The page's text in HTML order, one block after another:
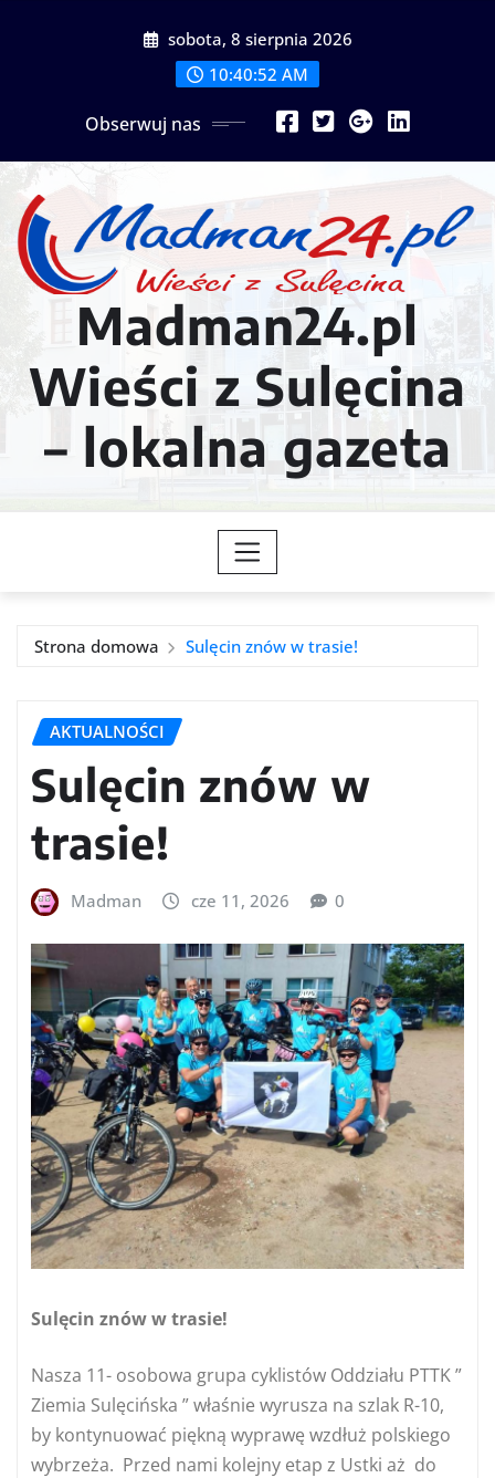
sobota, 8 sierpnia 2026
10:40:54 AM
Obserwuj nas
Madman24.pl
Wieści z Sulęcina
– lokalna gazeta
Strona domowa Sulęcin znów w trasie!
AKTUALNOŚCI
Sulęcin znów w
trasie!
Madman cze 11, 2026 0
Sulęcin znów w trasie!
Nasza 11- osobowa grupa cyklistów Oddziału PTTK ”
Ziemia Sulęcińska ” właśnie wyrusza na szlak R-10,
by kontynuować piękną wyprawę wzdłuż polskiego
wybrzeża. Przed nami kolejny etap z Ustki aż do